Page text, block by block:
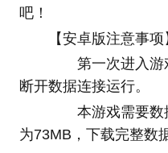
吧！
【安卓版注意事项
第一次进入游
断开数据连接运行。
本游戏需要数
为73MB，下载完整数